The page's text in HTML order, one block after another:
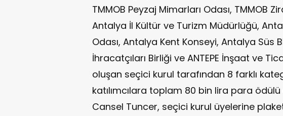
TMMOB Peyzaj Mimarları Odası, TMMOB
Antalya İl Kültür ve Turizm Müdürlüğü,
Odası, Antalya Kent Konseyi, Antalya Süs
İhracatçıları Birliği ve ANTEPE İnşaat ve
oluşan seçici kurul tarafından 8 farklı
katılımcılara toplam 80 bin lira para ödülü
Cansel Tuncer, seçici kurul üyelerine